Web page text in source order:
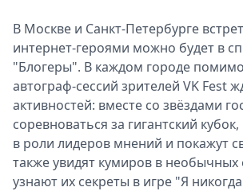
Metro
В Москве и Санкт-Петербурге
интернет-героями можно будет в
"Блогеры". В каждом городе
автограф-сессий зрителей VK Fest
активностей: вместе со звёздами
соревноваться за гигантский
в роли лидеров мнений и покажут
также увидят кумиров в необычных
узнают их секреты в игре "Я